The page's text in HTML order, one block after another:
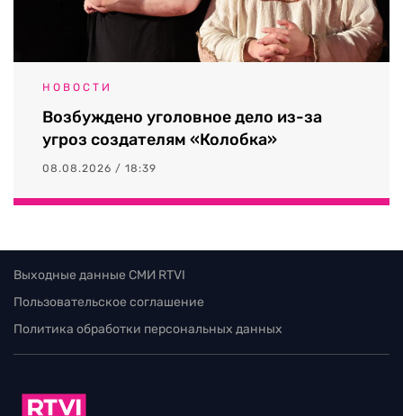
НОВОСТИ
Возбуждено уголовное дело из-за
угроз создателям «Колобка»
08.08.2026 / 18:39
Выходные данные СМИ RTVI
Пользовательское соглашение
Политика обработки персональных данных